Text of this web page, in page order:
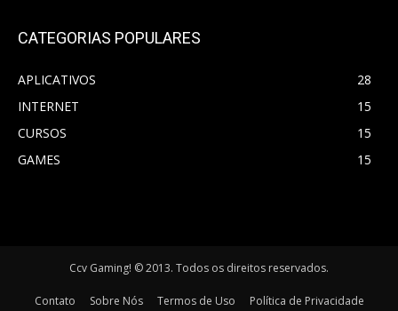
CATEGORIAS POPULARES
APLICATIVOS
28
INTERNET
15
CURSOS
15
GAMES
15
Ccv Gaming! © 2013. Todos os direitos reservados.
Contato Sobre Nós Termos de Uso Política de Privacidade